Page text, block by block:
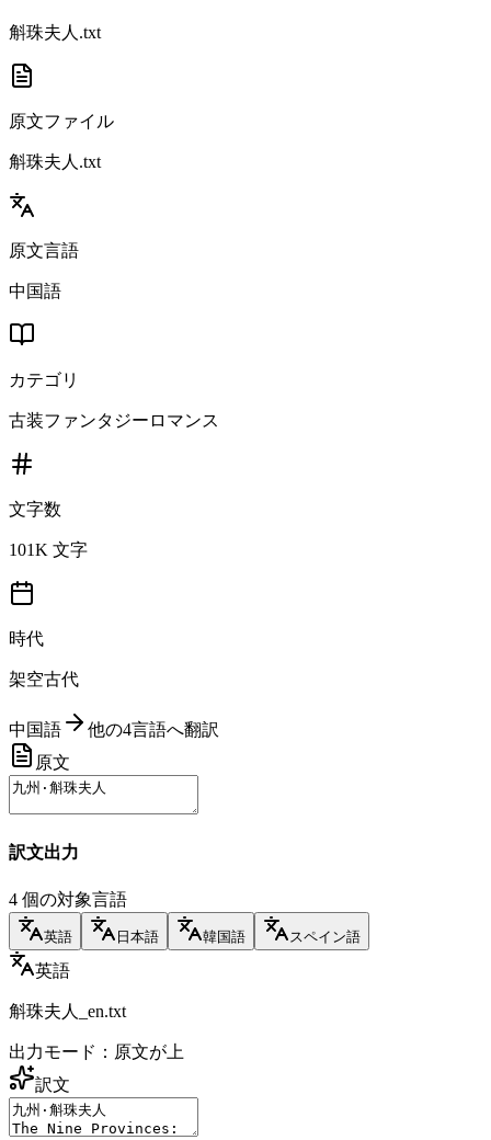
斛珠夫人.txt
原文ファイル
斛珠夫人.txt
原文言語
中国語
カテゴリ
古装ファンタジーロマンス
文字数
101K 文字
時代
架空古代
中国語
他の4言語へ翻訳
原文
訳文出力
4 個の対象言語
英語 日本語 韓国語 スペイン語
英語
斛珠夫人_en.txt
出力モード：原文が上
訳文